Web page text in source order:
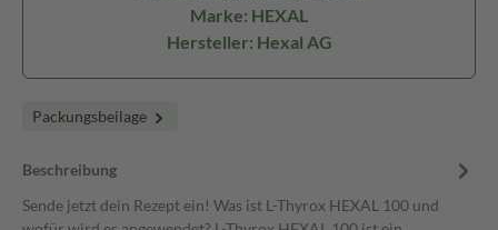
Marke: HEXAL
Hersteller: Hexal AG
Packungsbeilage
Beschreibung
Sende jetzt dein Rezept ein! Was ist L-Thyrox HEXAL 100 und